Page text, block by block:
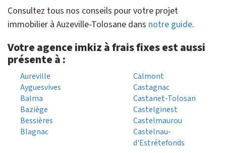
Consultez tous nos conseils pour votre projet
immobilier à Auzeville-Tolosane dans notre guide.
Votre agence imkiz à frais fixes est aussi
présente à :
Aureville
Ayguesvives
Balma
Baziège
Bessières
Blagnac
Calmont
Castagnac
Castanet-Tolosan
Castelginest
Castelmaurou
Castelnau-
d'Estrétefonds